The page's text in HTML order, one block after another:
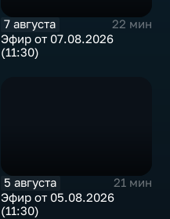
7 августа
22 мин
Эфир от 07.08.2026
(11:30)
5 августа
21 мин
Эфир от 05.08.2026
(11:30)